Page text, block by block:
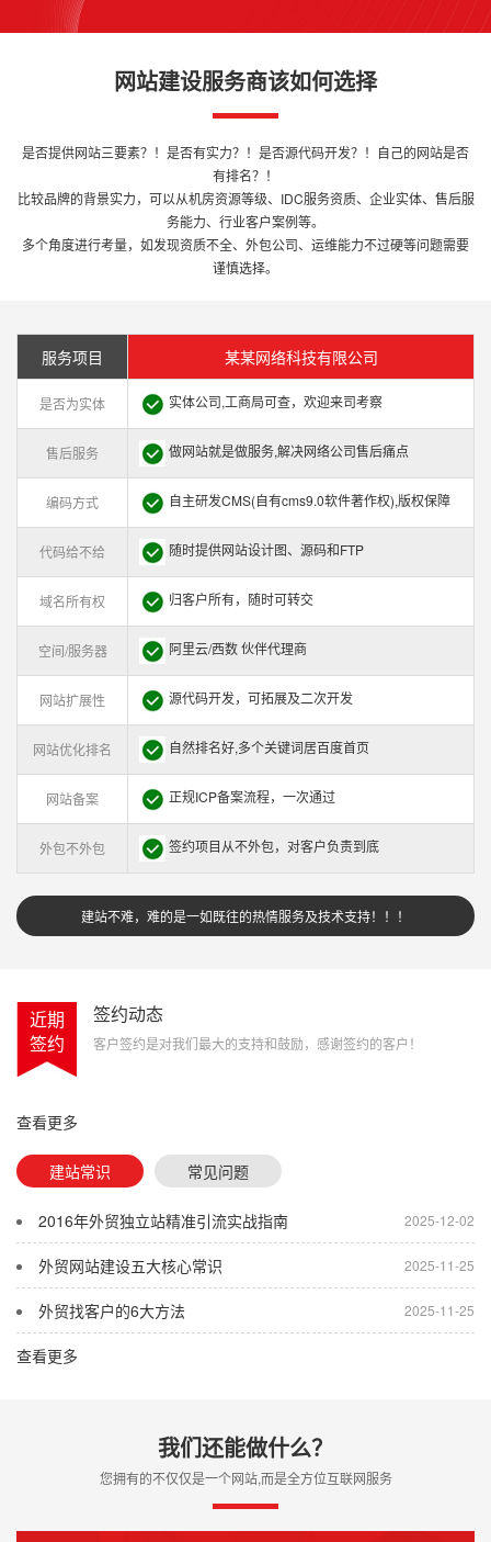
网站建设服务商该如何选择
是否提供网站三要素？！是否有实力？！是否源代码开发？！自己的网站是否
有排名？！
比较品牌的背景实力，可以从机房资源等级、IDC服务资质、企业实体、售后服
务能力、行业客户案例等。
多个角度进行考量，如发现资质不全、外包公司、运维能力不过硬等问题需要
谨慎选择。
服务项目 某某网络科技有限公司
是否为实体 实体公司,工商局可查，欢迎来司考察
售后服务 做网站就是做服务,解决网络公司售后痛点
编码方式 自主研发CMS(自有cms9.0软件著作权),版权保障
代码给不给 随时提供网站设计图、源码和FTP
域名所有权 归客户所有，随时可转交
空间/服务器 阿里云/西数 伙伴代理商
网站扩展性 源代码开发，可拓展及二次开发
网站优化排名 自然排名好,多个关键词居百度首页
网站备案 正规ICP备案流程，一次通过
外包不外包 签约项目从不外包，对客户负责到底
建站不难，难的是一如既往的热情服务及技术支持！！！
近期
签约
签约动态
客户签约是对我们最大的支持和鼓励，感谢签约的客户！
查看更多
建站常识 常见问题
2025-12-02
2016年外贸独立站精准引流实战指南
2025-11-25
外贸网站建设五大核心常识
2025-11-25
外贸找客户的6大方法
查看更多
我们还能做什么？
您拥有的不仅仅是一个网站,而是全方位互联网服务